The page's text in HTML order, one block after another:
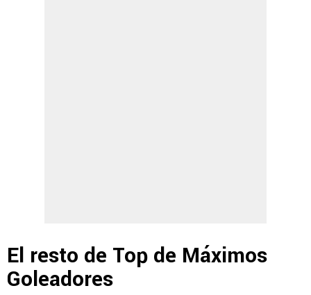
El resto de Top de Máximos
Goleadores